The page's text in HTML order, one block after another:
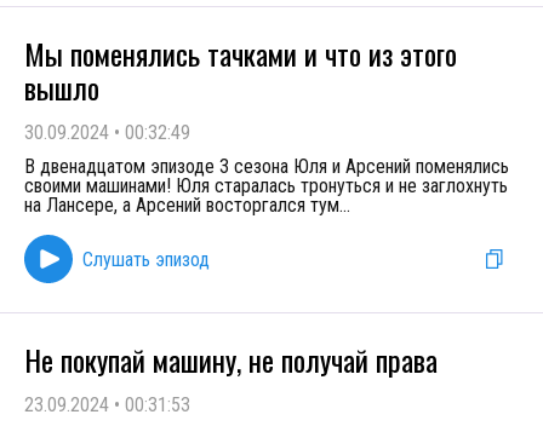
Мы поменялись тачками и что из этого
вышло
30.09.2024 • 00:32:49
В двенадцатом эпизоде 3 сезона Юля и Арсений поменялись
своими машинами! Юля старалась тронуться и не заглохнуть
на Лансере, а Арсений восторгался тум...
Слушать эпизод
Не покупай машину, не получай права
23.09.2024 • 00:31:53